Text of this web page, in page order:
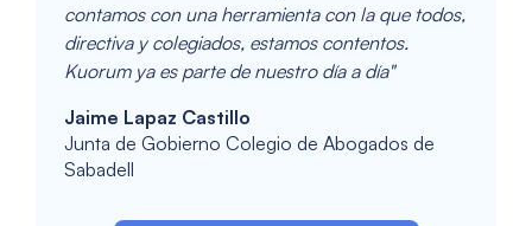
contamos con una herramienta con la que todos,
directiva y colegiados, estamos contentos.
Kuorum ya es parte de nuestro día a día"
Jaime Lapaz Castillo
Junta de Gobierno Colegio de Abogados de
Sabadell